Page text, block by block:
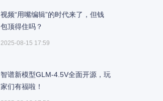
视频“用嘴编辑”的时代来了，但钱
包顶得住吗？
2025-08-15 17:59
智谱新模型GLM-4.5V全面开源，玩
家们有福啦！